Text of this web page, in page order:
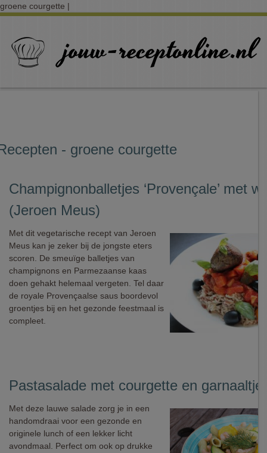
groene courgette |
- groene courgette
Champignonballetjes ‘Provençale’ met
(Jeroen Meus)
Met dit vegetarische recept van Jeroen
Meus kan je zeker bij de jongste eters
scoren. De smeuïge balletjes van
champignons en Parmezaanse kaas
doen gehakt helemaal vergeten. Tel daar
de royale Provençaalse saus boordevol
groentjes bij en het gezonde feestmaal is
compleet.
Pastasalade met courgette en
Met deze lauwe salade zorg je in een
handomdraai voor een gezonde en
originele lunch of een lekker licht
avondmaal. Perfect om ook op drukke